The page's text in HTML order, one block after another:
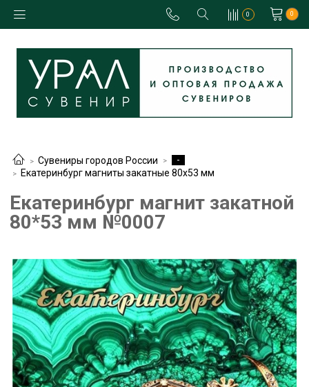
0 0
Сувениры городов России
-
Екатеринбург магниты закатные 80х53 мм
Екатеринбург магнит закатной
80*53 мм №0007